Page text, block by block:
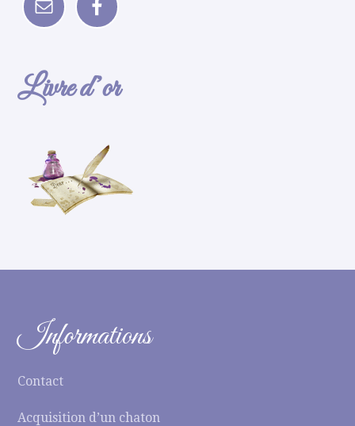
Livre d’or
Informations
Contact
Acquisition d’un chaton